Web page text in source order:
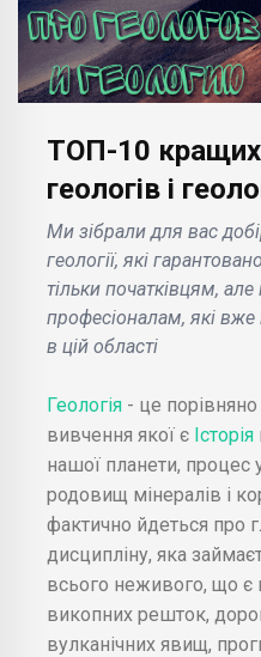
ТОП-10 кращих
геологів і
Ми зібрали для вас
геології, які
тільки початківцям,
професіоналам, які
в цій області
Геологія - це
вивчення якої є Історія
нашої планети, процес
родовищ мінералів і
фактично йдеться про
дисципліну, яка
всього неживого, що є
викопних решток,
вулканічних явищ,